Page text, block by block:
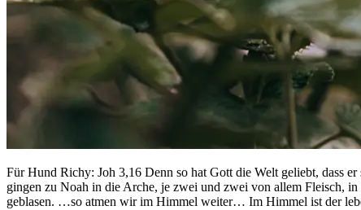
Für Hund Richy: Joh 3,16 Denn so hat Gott die Welt geliebt, dass
gingen zu Noah in die Arche, je zwei und zwei von allem Fleisch,
geblasen. …so atmen wir im Himmel weiter… Im Himmel ist der